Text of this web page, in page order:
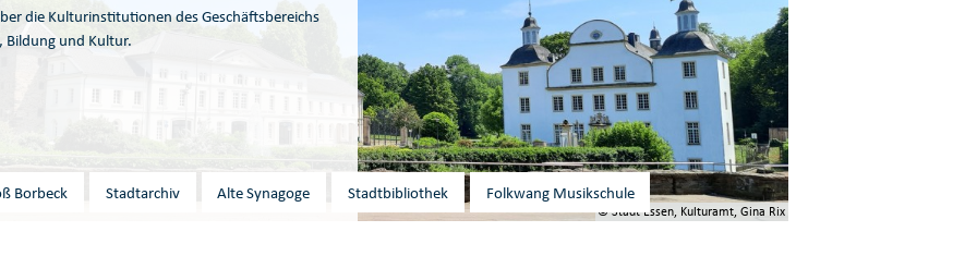
© Stadt Essen, Kulturamt, Gina Rix
die Kulturinstitutionen des Geschäftsbereichs
Bildung und Kultur.
Borbeck Stadtarchiv Alte Synagoge Stadtbibliothek Folkwang Musikschule